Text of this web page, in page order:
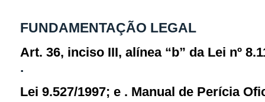
FUNDAMENTAÇÃO LEGAL
Art. 36, inciso III, alínea “b” da Lei nº
.
Lei 9.527/1997; e . Manual de Perícia